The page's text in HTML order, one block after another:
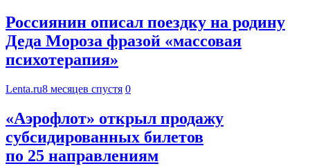
Россиянин описал поездку на родину
Деда Мороза фразой «массовая
психотерапия»
Lenta.ru8 месяцев спустя 0
«Аэрофлот» открыл продажу
субсидированных билетов
по 25 направлениям